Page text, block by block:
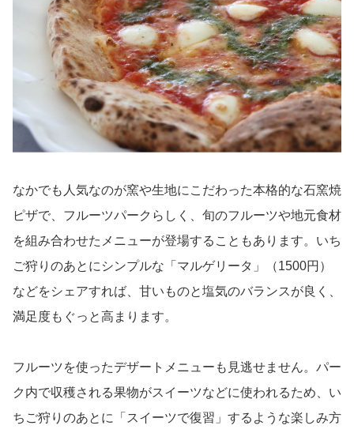
なかでも人気なのが窯や生地にこだわった本格的な石窯焼
ピザで、フルーツパークらしく、旬のフルーツや地元食材
を組み合わせたメニューが登場することもあります。いち
ご狩りのあとにシンプルな「マルゲリータ」（1500円）
などをシェアすれば、甘いものと塩気のバランスが良く、
満足度もぐっと高まります。
フルーツを使ったデザートメニューも見逃せません。パー
ク内で収穫される果物がスイーツなどに使われるため、い
ちご狩りのあとに「スイーツで復習」するような楽しみ方